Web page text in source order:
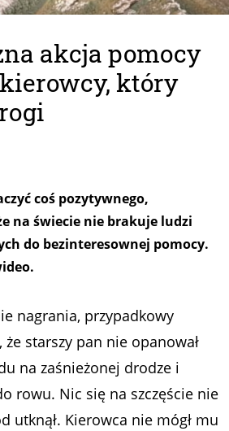
akcja pomocy
który
coś pozytywnego,
na świecie nie brakuje ludzi
do bezinteresownej pomocy.
nagrania, przypadkowy
że starszy pan nie opanował
na zaśnieżonej drodze i
rowu. Nic się na szczęście nie
utknął. Kierowca nie mógł mu